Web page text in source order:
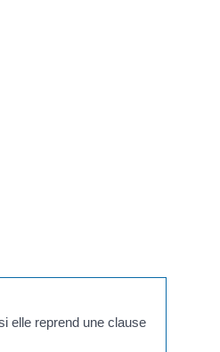
elle reprend une clause